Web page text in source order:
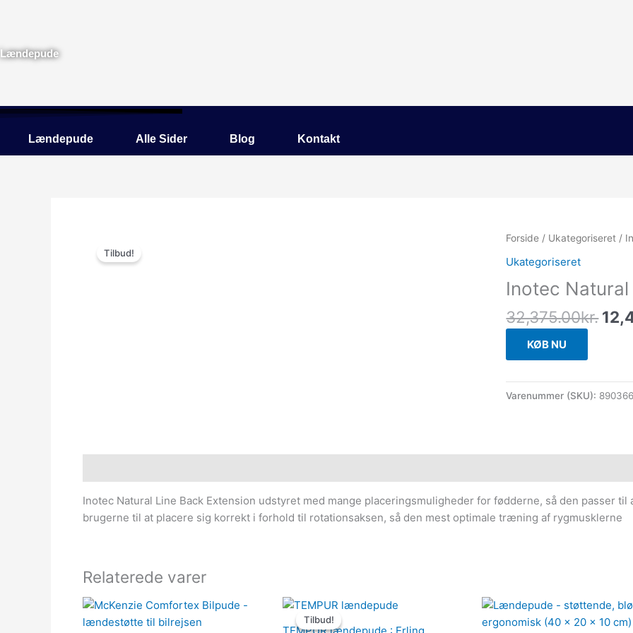
Lændepude
Lændepude Alle Sider Blog Kontakt
Tilbud!
Forside / Ukategoriseret /
Ukategoriseret
Inotec
32,375.00kr.
Den
var:
KØB NU
Varenummer (SKU):
Inotec Natural Line Back Extension udstyret med mange placeringsmuligheder for fødderne, så den passer
brugerne til at placere sig korrekt i forhold til rotationsaksen, så den mest optimale træning af rygmusklerne
Relaterede varer
Tilbud!
Tilbud!
TEMPUR lændepude : Erling
Den
oprindelige
pris
Den
aktuelle
pris